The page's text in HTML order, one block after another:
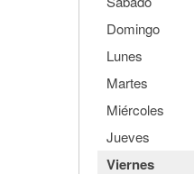
Domingo
Lunes
Martes
Miércoles
Jueves
Viernes